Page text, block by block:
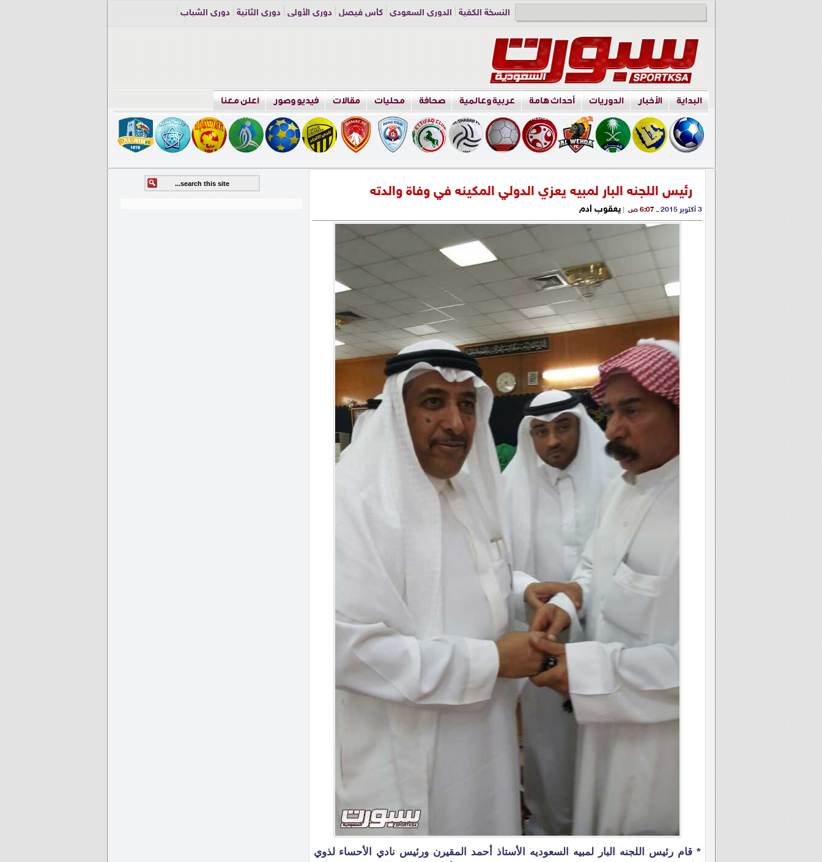
النسخة الكفية الدوري السعودي كأس فيصل دوري الأولى دوري الثانية
دوري الشباب
البداية الأخبار الدوريات أحداث هامة عربية وعالمية صحافة محليات مقالات فيديو وصور اعلن معنا
رئيس اللجنه البار لمبيه يعزي الدولي المكينه في وفاة والدته
3 أكتوبر 2015 ــ 6:07 ص |يعقوب أدم
* قام رئيس اللجنه البار لمبيه السعوديه الأستاذ أحمد المقيرن ورئيس نادي الأحساء لذوي